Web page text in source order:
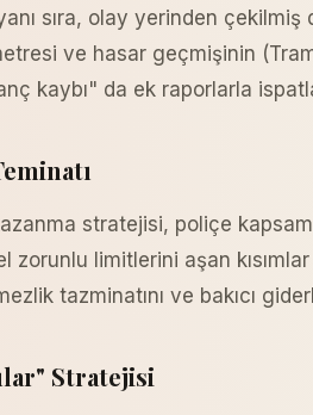
sıra, olay yerinden
ve hasar geçmişinin
kaybı" da ek raporlarla
stratejisi, poliçe
limitlerini aşan
tazminatını ve bakıcı
Stratejisi